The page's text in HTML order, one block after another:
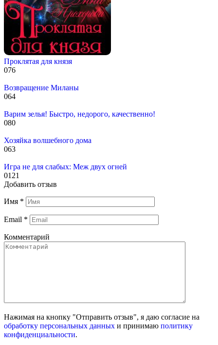
Проклятая для князя
076
Возвращение Миланы
064
Варим зелья! Быстро, недорого, качественно!
080
Хозяйка волшебного дома
063
Игра не для слабых: Меж двух огней
0121
Добавить отзыв
Имя *
Email *
Комментарий
Нажимая на кнопку "Отправить отзыв", я даю согласие на
обработку персональных данных и принимаю политику
конфиденциальности.